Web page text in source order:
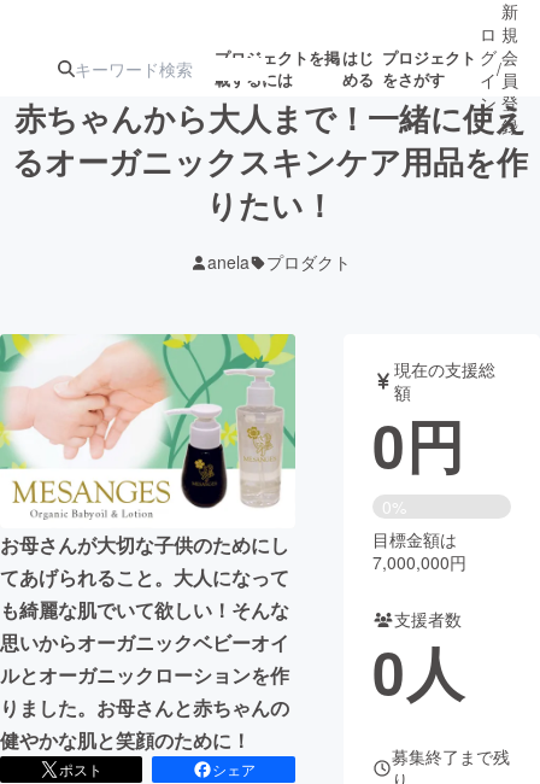
プロジェクトを掲
載するには
はじ
める
プロジェクト
をさがす
注目の新着プロ 募集終了が近いプ
テクノロジー・ガジェット
映像・映画 書籍・雑誌
ビジネス・起業 チャレンジ
まちづくり・地域活性化
CAMPFIRE for Social Good
CAMPFIRE Creation
CAMPFIREふるさと納税machi-ya コミュニティ
ロ
グ
イ
ン
/
新
規
会
員
登
録
赤ちゃんから大人まで！一緒に使え
るオーガニックスキンケア用品を作
りたい！
anela プロダクト
お母さんが大切な子供のためにし
てあげられること。大人になって
も綺麗な肌でいて欲しい！そんな
思いからオーガニックベビーオイ
ルとオーガニックローションを作
りました。お母さんと赤ちゃんの
健やかな肌と笑顔のために！
ポスト
シェア
現在の支援総
額
0円
0%
目標金額は
7,000,000円
支援者数
0人
募集終了まで残
り